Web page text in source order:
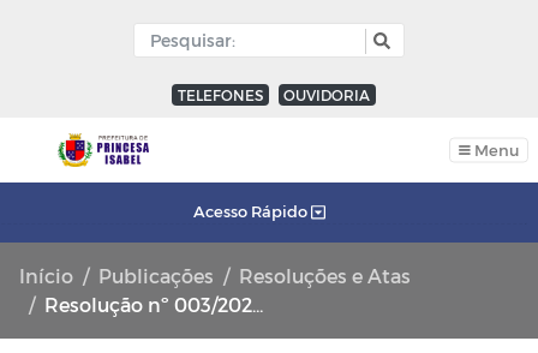
TELEFONES OUVIDORIA
Menu
Acesso Rápido
Início Publicações
Resoluções e Atas
Resolução nº 003/2023 - CMAS